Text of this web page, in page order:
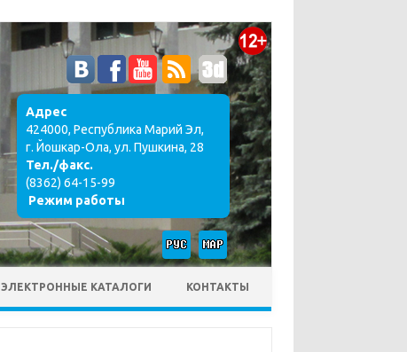
Адрес
424000, Республика Марий Эл,
г. Йошкар-Ола, ул. Пушкина, 28
Тел./факс.
(8362) 64-15-99
Режим работы
ЭЛЕКТРОННЫЕ КАТАЛОГИ КОНТАКТЫ